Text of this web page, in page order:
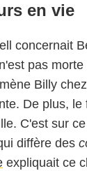
en vie
concernait
pas
Billy
De plus,
C'est sur ce
diffère des
expliquait ce